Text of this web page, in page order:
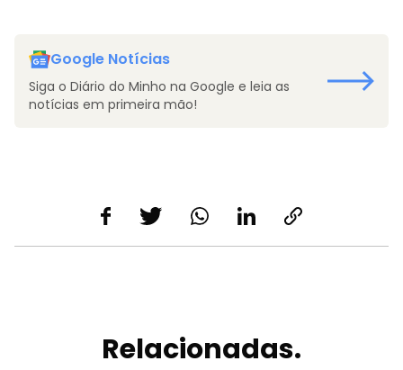
Google Notícias
Siga o Diário do Minho na Google e leia as
notícias em primeira mão!
Relacionadas.